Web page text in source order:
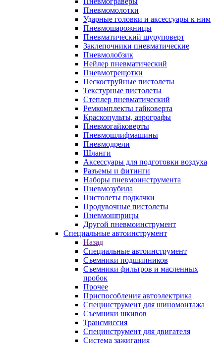
Пневмомолотки
Ударные головки и аксессуары к ним
Пневмошарожницы
Пневматический шуруповерт
Заклепочники пневматические
Пневмолобзик
Нейлер пневматический
Пневмотрещотки
Пескоструйные пистолеты
Текстурные пистолеты
Степлер пневматический
Ремкомплекты гайковерта
Краскопульты, аэрографы
Пневмогайковерты
Пневмошлифмашины
Пневмодрели
Шланги
Аксессуары для подготовки воздуха
Разъемы и фитинги
Наборы пневмоинструмента
Пневмозубила
Пистолеты подкачки
Продувочные пистолеты
Пневмошприцы
Другой пневмоинструмент
Специальные автоинструмент
Назад
Специальные автоинструмент
Съемники подшипников
Съемники фильтров и масленных
пробок
Прочее
Приспособления автоэлектрика
Специнструмент для шиномонтажа
Съемники шкивов
Трансмиссия
Специнструмент для двигателя
Система зажигания